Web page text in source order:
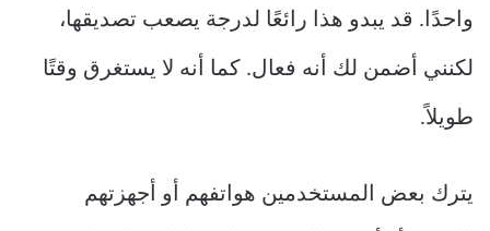
واحدًا. قد يبدو هذا رائعًا لدرجة يصعب تصديقها،
لكنني أضمن لك أنه فعال. كما أنه لا يستغرق وقتًا
طويلاً.
يترك بعض المستخدمين هواتفهم أو أجهزتهم